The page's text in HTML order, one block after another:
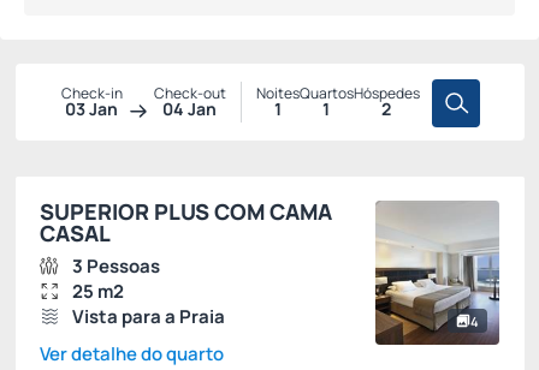
Check-in
03 Jan
Check-out
04 Jan
Noites
1
Quartos
1
Hóspedes
2
4
SUPERIOR PLUS COM CAMA
CASAL
3 Pessoas
25 m2
Vista para a Praia
Ver detalhe do quarto